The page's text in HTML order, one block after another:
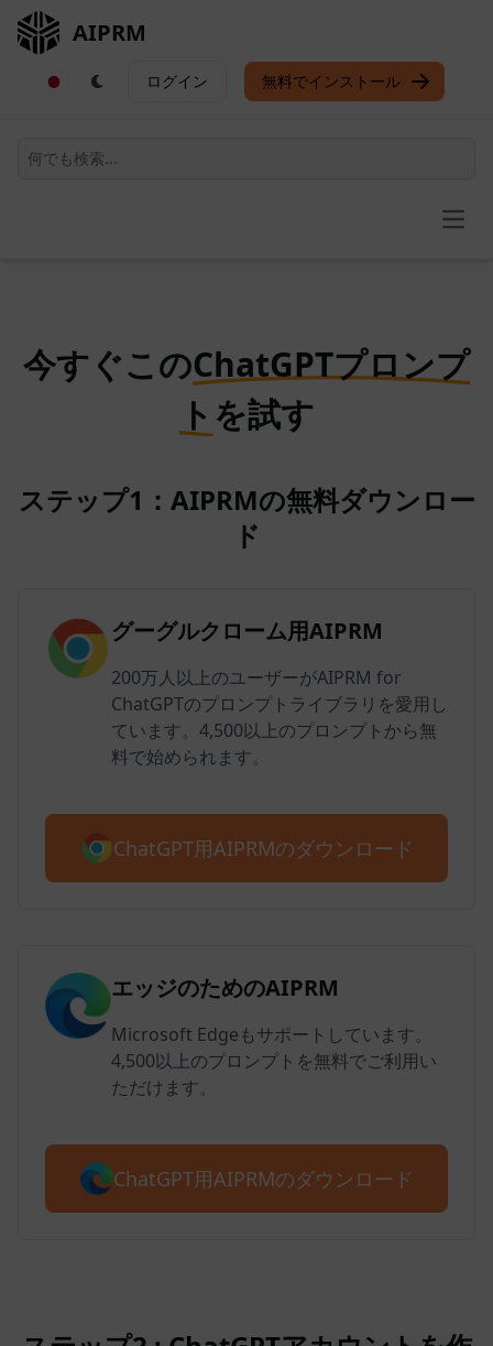
AIPRM
ログイン 無料でインストール
今すぐこのChatGPTプロンプ
ト を試す
ステップ1：AIPRMの無料ダウンロー
ド
グーグルクローム用AIPRM
200万人以上のユーザーがAIPRM for
ChatGPTのプロンプトライブラリを愛用し
ています。4,500以上のプロンプトから無
料で始められます。
ChatGPT用AIPRMのダウンロード
エッジのためのAIPRM
Microsoft Edgeもサポートしています。
4,500以上のプロンプトを無料でご利用い
ただけます。
ChatGPT用AIPRMのダウンロード